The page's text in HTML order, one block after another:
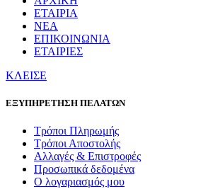
ΕΤΑΙΡΙΑ
ΝΕΑ
ΕΠΙΚΟΙΝΩΝΙΑ
ΕΤΑΙΡΙΕΣ
ΚΛΕΙΣΕ
ΕΞΥΠΗΡΕΤΗΣΗ ΠΕΛΑΤΩΝ
Τρόποι Πληρωμής
Τρόποι Αποστολής
Αλλαγές & Επιστροφές
Προσωπικά δεδομένα
Ο λογαριασμός μου